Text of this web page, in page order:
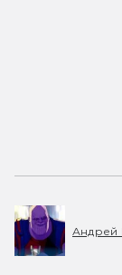
Андрей